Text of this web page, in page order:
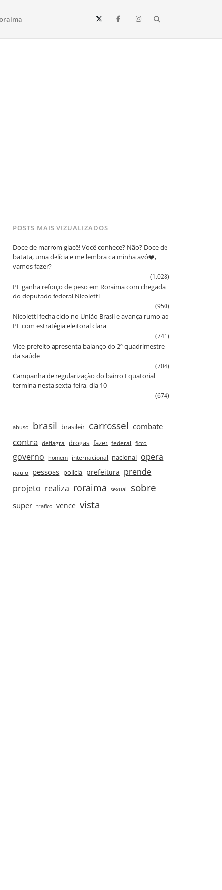
e todo o estado de Roraima. Fique sempre informado
POSTS MAIS VIZUALIZADOS
Doce de marrom glacê! Você conhece? Não? Doce de
batata, uma delícia e me lembra da minha avó❤️,
vamos fazer?
(1.028)
PL ganha reforço de peso em Roraima com chegada
do deputado federal Nicoletti
(950)
Nicoletti fecha ciclo no União Brasil e avança rumo ao
PL com estratégia eleitoral clara
(741)
Vice‑prefeito apresenta balanço do 2º quadrimestre
da saúde
(704)
Campanha de regularização do bairro Equatorial
termina nesta sexta‑feira, dia 10
(674)
abuso brasil brasileir carrossel combate
contra deflagra drogas fazer federal ficco
governo homem internacional nacional opera
paulo pessoas policia prefeitura prende
projeto realiza roraima sexual sobre
super trafico vence vista